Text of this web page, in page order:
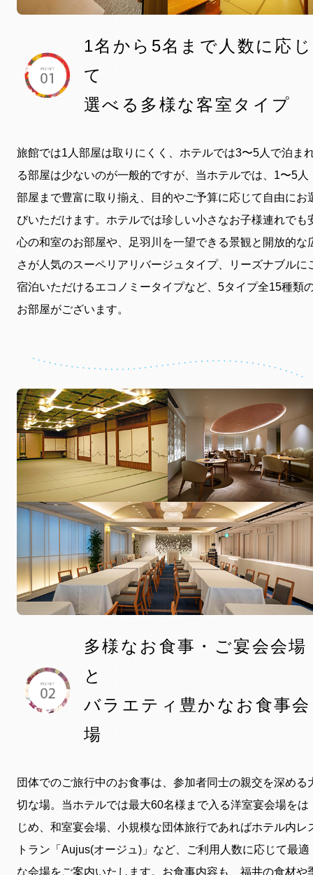
1名から5名まで人数に応じ
て
選べる多様な客室タイプ
旅館では1人部屋は取りにくく、ホテルでは3〜5人で泊ま
る部屋は少ないのが一般的ですが、当ホテルでは、1〜5人
部屋まで豊富に取り揃え、目的やご予算に応じて自由にお
びいただけます。ホテルでは珍しい小さなお子様連れでも
心の和室のお部屋や、足羽川を一望できる景観と開放的な
さが人気のスーペリアリバージュタイプ、リーズナブルに
宿泊いただけるエコノミータイプなど、5タイプ全15種類
お部屋がございます。
多様なお食事・ご宴会会場
と
バラエティ豊かなお食事会
場
団体でのご旅行中のお食事は、参加者同士の親交を深める
切な場。当ホテルでは最大60名様まで入る洋室宴会場をは
じめ、和室宴会場、小規模な団体旅行であればホテル内レ
トラン「Aujus(オージュ)」など、ご利用人数に応じて最適
な会場をご案内いたします。お食事内容も、福井の食材や